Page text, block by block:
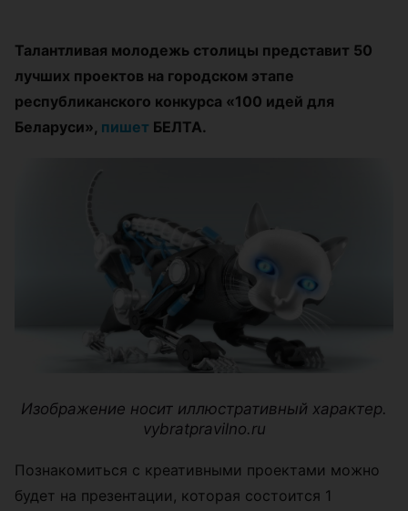
Талантливая молодежь столицы представит 50
лучших проектов на городском этапе
республиканского конкурса «100 идей для
Беларуси», пишет БЕЛТА.
Изображение носит иллюстративный характер.
vybratpravilno.ru
Познакомиться с креативными проектами можно
будет на презентации, которая состоится 1